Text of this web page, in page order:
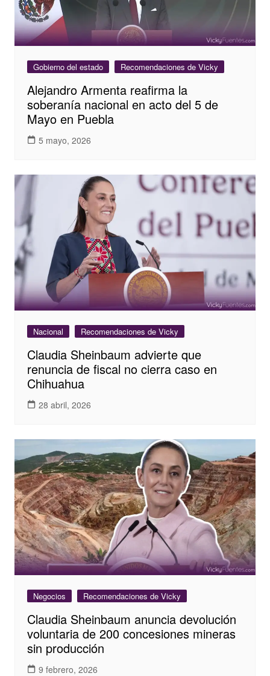
Gobierno del estado Recomendaciones de Vicky
Alejandro Armenta reafirma la
soberanía nacional en acto del 5 de
Mayo en Puebla
5 mayo, 2026
Nacional Recomendaciones de Vicky
Claudia Sheinbaum advierte que
renuncia de fiscal no cierra caso en
Chihuahua
28 abril, 2026
Negocios Recomendaciones de Vicky
Claudia Sheinbaum anuncia devolución
voluntaria de 200 concesiones mineras
sin producción
9 febrero, 2026